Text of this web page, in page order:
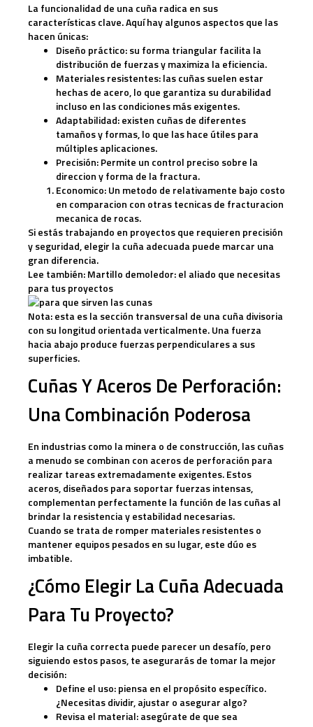
La funcionalidad de una cuña radica en sus
características clave. Aquí hay algunos aspectos que las
hacen únicas:
Diseño práctico:su forma triangular facilita la
distribución de fuerzas y maximiza la eficiencia.
Materiales resistentes:las cuñas suelen estar
hechas de acero, lo que garantiza su durabilidad
incluso en las condiciones más exigentes.
Adaptabilidad:existen cuñas de diferentes
tamaños y formas, lo que las hace útiles para
múltiples aplicaciones.
Precisión:Permite un control preciso sobre la
direccion y forma de la fractura.
Economico:Un metodo de relativamente bajo costo
en comparacion con otras tecnicas de fracturacion
mecanica de rocas.
Si estás trabajando en proyectos que requieren precisión
y seguridad, elegir la cuña adecuada puede marcar una
gran diferencia.
Lee también:Martillo demoledor: el aliado que necesitas
para tus proyectos
Nota: esta es la sección transversal de una cuña divisoria
con su longitud orientada verticalmente. Una fuerza
hacia abajo produce fuerzas perpendiculares a sus
superficies.
Cuñas Y Aceros De Perforación:
Una Combinación Poderosa
En industrias como la minera o de construcción, las cuñas
a menudo se combinan con aceros de perforación para
realizar tareas extremadamente exigentes.Estos
aceros, diseñados para soportar fuerzas intensas,
complementan perfectamente la función de las cuñas al
brindar la resistencia y estabilidad necesarias.
Cuando se trata de romper materiales resistentes o
mantener equipos pesados en su lugar, este dúo es
imbatible.
¿Cómo Elegir La Cuña Adecuada
Para Tu Proyecto?
Elegir la cuña correcta puede parecer un desafío, pero
siguiendo estos pasos, te asegurarás de tomar la mejor
decisión:
Define el uso:piensa en el propósito específico.
¿Necesitas dividir, ajustar o asegurar algo?
Revisa el material:asegúrate de que sea